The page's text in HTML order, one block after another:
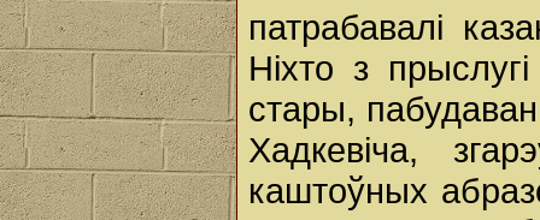
патрабавалі
Ніхто з
стары,
Хадкевіча,
каштоўных